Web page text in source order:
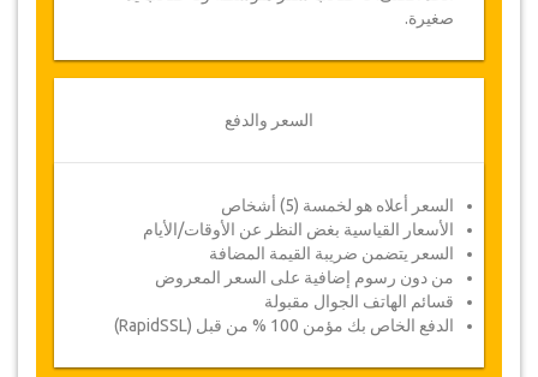
صغيرة.
السعر والدفع
السعر أعلاه هو لخمسة (5) أشخاص
الأسعار القياسية بغض النظر عن الأوقات/الأيام
السعر يتضمن ضريبة القيمة المضافة
من دون رسوم إضافية على السعر المعروض
قسائم الهاتف الجوال مقبولة
الدفع الخاص بك مؤمن 100 % من قبل (RapidSSL)